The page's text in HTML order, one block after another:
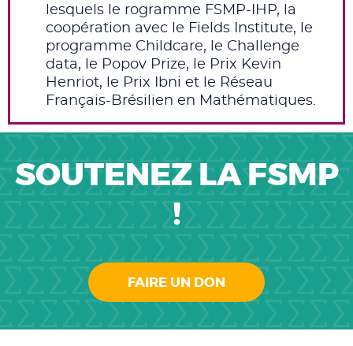
lesquels le rogramme FSMP-IHP, la
coopération avec le Fields Institute, le
programme Childcare, le Challenge
data, le Popov Prize, le Prix Kevin
Henriot, le Prix Ibni et le Réseau
Français-Brésilien en Mathématiques.
SOUTENEZ LA FSMP
!
FAIRE UN DON